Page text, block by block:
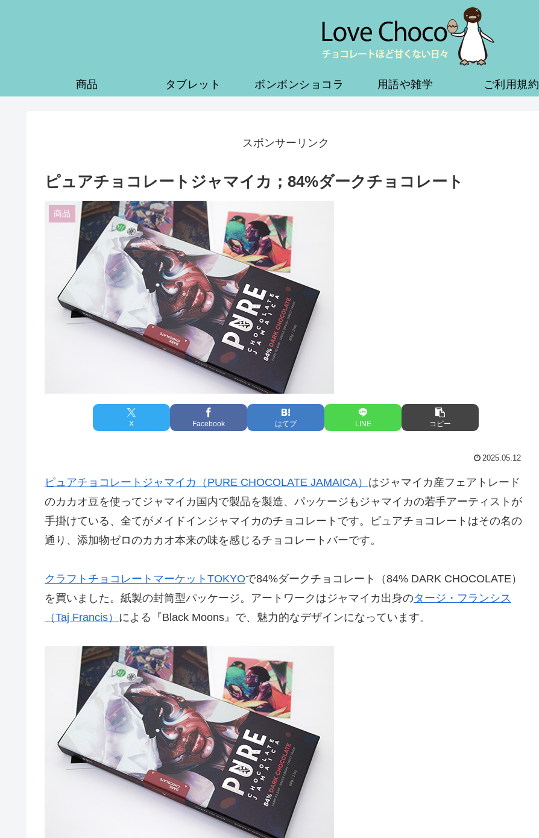
商品 タブレット ボンボンショコラ 用語や雑学 ご利用規約
スポンサーリンク
ピュアチョコレートジャマイカ；84%ダークチョコレート
商品
X Facebook はてブ LINE コピー
2025.05.12
ピュアチョコレートジャマイカ（PURE CHOCOLATE JAMAICA） はジャマイカ産フェアトレード
のカカオ豆を使ってジャマイカ国内で製品を製造、パッケージもジャマイカの若手アーティストが
手掛けている、全てがメイドインジャマイカのチョコレートです。ピュアチョコレートはその名の
通り、添加物ゼロのカカオ本来の味を感じるチョコレートバーです。
クラフトチョコレートマーケットTOKYOで84%ダークチョコレート（84% DARK CHOCOLATE）
を買いました。紙製の封筒型パッケージ。アートワークはジャマイカ出身のタージ・フランシス
（Taj Francis） による『Black Moons』で、魅力的なデザインになっています。